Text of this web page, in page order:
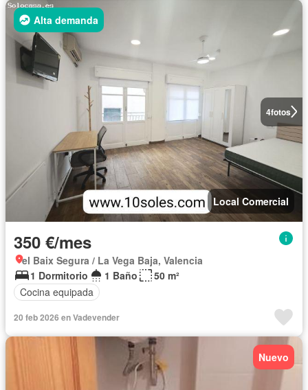
4fotos
Alta demanda
Local Comercial
350 €/mes
el Baix Segura / La Vega Baja, Valencia
1 Dormitorio
1 Baño
50 m²
Cocina equipada
20 feb 2026 en Vadevender
Nuevo